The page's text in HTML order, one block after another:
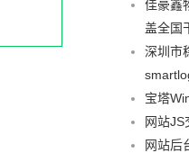
佳豪鑫
盖全国
深圳市
宝塔
网站
网站后